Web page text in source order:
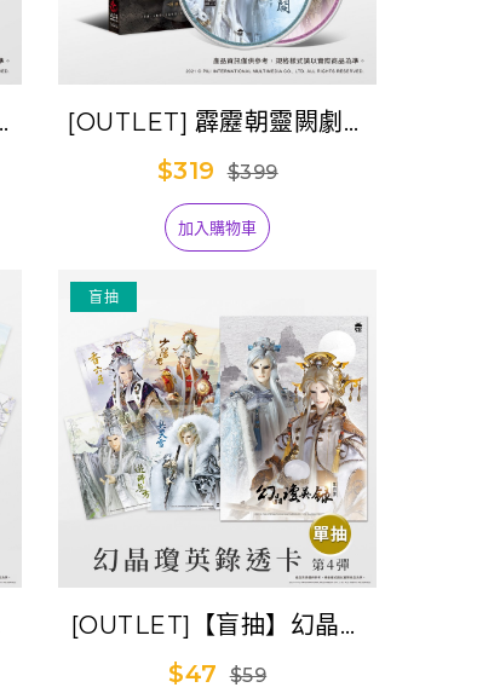
[OUTLET] 霹靂朝靈闕劇集
原聲帶-精選84
$319 $399
加入購物車
盲抽
[OUTLET]【盲抽】幻晶瓊
英錄透卡-第4彈(單抽)
$47 $59